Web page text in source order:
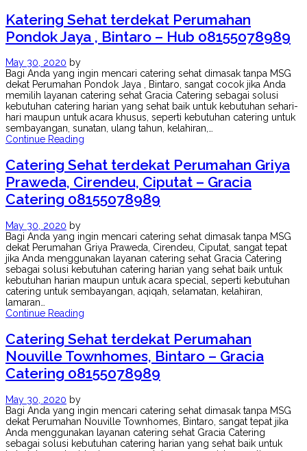
Katering Sehat terdekat Perumahan
Pondok Jaya , Bintaro – Hub 08155078989
May 30, 2020 by
Bagi Anda yang ingin mencari catering sehat dimasak tanpa MSG
dekat Perumahan Pondok Jaya , Bintaro, sangat cocok jika Anda
memilih layanan catering sehat Gracia Catering sebagai solusi
kebutuhan catering harian yang sehat baik untuk kebutuhan sehari-
hari maupun untuk acara khusus, seperti kebutuhan catering untuk
sembayangan, sunatan, ulang tahun, kelahiran,…
Continue Reading
Catering Sehat terdekat Perumahan Griya
Praweda, Cirendeu, Ciputat – Gracia
Catering 08155078989
May 30, 2020 by
Bagi Anda yang ingin mencari catering sehat dimasak tanpa MSG
dekat Perumahan Griya Praweda, Cirendeu, Ciputat, sangat tepat
jika Anda menggunakan layanan catering sehat Gracia Catering
sebagai solusi kebutuhan catering harian yang sehat baik untuk
kebutuhan harian maupun untuk acara special, seperti kebutuhan
catering untuk sembayangan, aqiqah, selamatan, kelahiran,
lamaran…
Continue Reading
Catering Sehat terdekat Perumahan
Nouville Townhomes, Bintaro – Gracia
Catering 08155078989
May 30, 2020 by
Bagi Anda yang ingin mencari catering sehat dimasak tanpa MSG
dekat Perumahan Nouville Townhomes, Bintaro, sangat tepat jika
Anda menggunakan layanan catering sehat Gracia Catering
sebagai solusi kebutuhan catering harian yang sehat baik untuk